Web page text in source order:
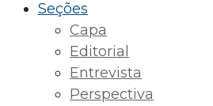
Seções
Capa
Editorial
Entrevista
Perspectiva